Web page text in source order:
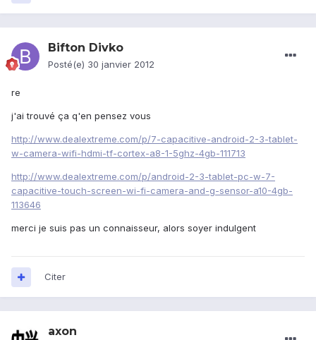
Bifton Divko
Posté(e) 30 janvier 2012
re
j'ai trouvé ça q'en pensez vous
http://www.dealextreme.com/p/7-capacitive-android-2-3-tablet-
w-camera-wifi-hdmi-tf-cortex-a8-1-5ghz-4gb-111713
http://www.dealextreme.com/p/android-2-3-tablet-pc-w-7-
capacitive-touch-screen-wi-fi-camera-and-g-sensor-a10-4gb-
113646
merci je suis pas un connaisseur, alors soyer indulgent
Citer
axon